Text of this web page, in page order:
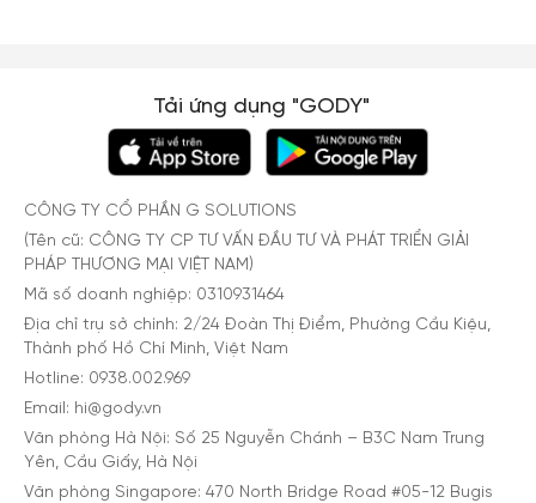
Tải ứng dụng "GODY"
CÔNG TY CỔ PHẦN G SOLUTIONS
(Tên cũ: CÔNG TY CP TƯ VẤN ĐẦU TƯ VÀ PHÁT TRIỂN GIẢI
PHÁP THƯƠNG MẠI VIỆT NAM)
Mã số doanh nghiệp: 0310931464
Địa chỉ trụ sở chính: 2/24 Đoàn Thị Điểm, Phường Cầu Kiệu,
Thành phố Hồ Chí Minh, Việt Nam
Hotline: 0938.002.969
Email: hi@gody.vn
Văn phòng Hà Nội: Số 25 Nguyễn Chánh – B3C Nam Trung
Yên, Cầu Giấy, Hà Nội
Văn phòng Singapore: 470 North Bridge Road #05-12 Bugis